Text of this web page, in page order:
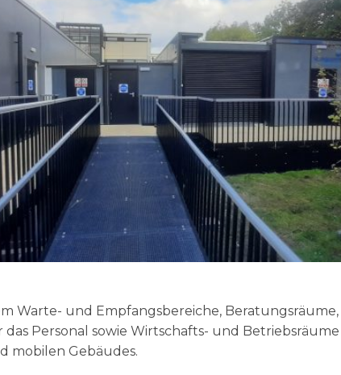
Warte- und Empfangsbereiche,
Personal sowie Wirtschafts- und Betriebsräume
mobilen Gebäudes.